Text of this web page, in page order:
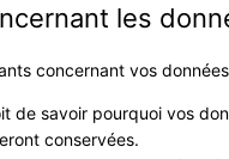
les
concernant vos
de savoir pourquoi vos
conservées.